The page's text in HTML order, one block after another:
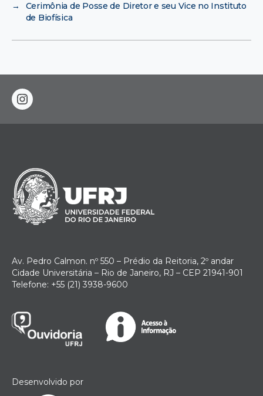
→
Cerimônia de Posse de Diretor e seu Vice no Instituto
de Biofísica
instagram
Av. Pedro Calmon. nº 550 – Prédio da Reitoria, 2º andar
Cidade Universitária – Rio de Janeiro, RJ – CEP 21941-901
Telefone: +55 (21) 3938-9600
Desenvolvido por